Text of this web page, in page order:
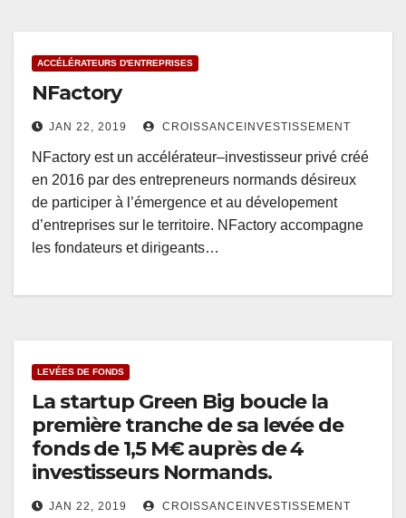
ACCÉLÉRATEURS D'ENTREPRISES
NFactory
JAN 22, 2019 CROISSANCEINVESTISSEMENT
NFactory est un accélérateur–investisseur privé créé
en 2016 par des entrepreneurs normands désireux
de participer à l’émergence et au dévelopement
d’entreprises sur le territoire. NFactory accompagne
les fondateurs et dirigeants…
LEVÉES DE FONDS
La startup Green Big boucle la
première tranche de sa levée de
fonds de 1,5 M€ auprès de 4
investisseurs Normands.
JAN 22, 2019 CROISSANCEINVESTISSEMENT